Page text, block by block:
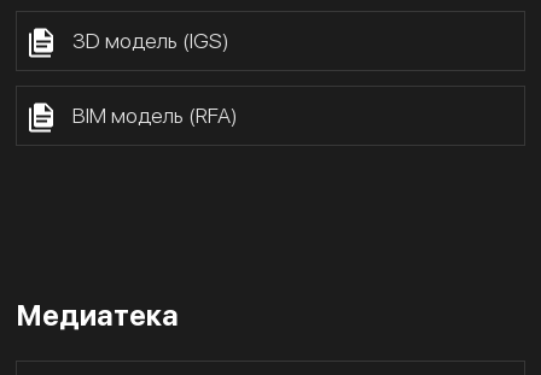
3D модель (IGS)
BIM модель (RFA)
Медиатека